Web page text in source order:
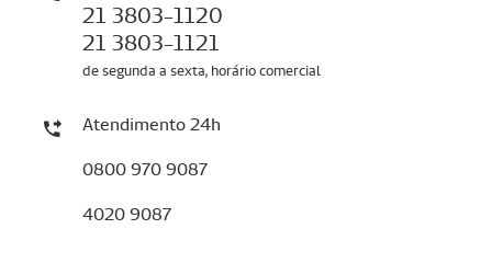
21 3803-1120
21 3803-1121
de segunda a sexta, horário comercial
Atendimento 24h
0800 970 9087
4020 9087